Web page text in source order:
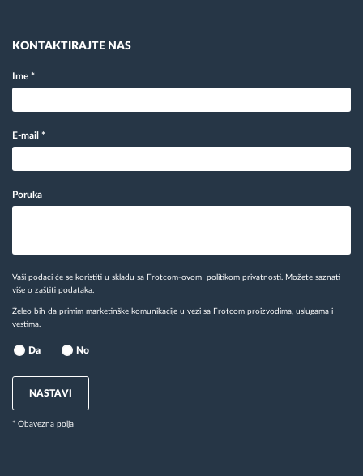
KONTAKTIRAJTE NAS
Ime *
E-mail *
Poruka
Vaši podaci će se koristiti u skladu sa Frotcom-ovom politikom privatnosti . Možete saznati
više o zaštiti podataka.
Želeo bih da primim marketinške komunikacije u vezi sa Frotcom proizvodima, uslugama i
vestima.
Da No
NASTAVI
* Obavezna polja